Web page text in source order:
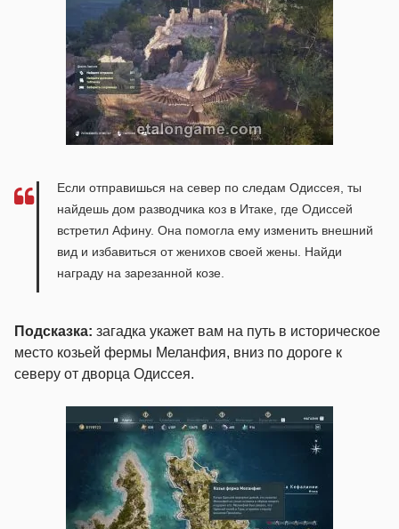
Если отправишься на север по следам Одиссея, ты
найдешь дом разводчика коз в Итаке, где Одиссей
встретил Афину. Она помогла ему изменить внешний
вид и избавиться от женихов своей жены. Найди
награду на зарезанной козе.
Подсказка: загадка укажет вам на путь в историческое
место козьей фермы Меланфия, вниз по дороге к
северу от дворца Одиссея.